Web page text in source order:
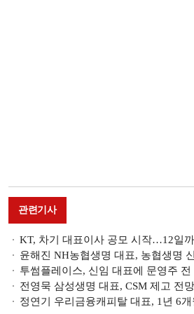
관련기사
KT, 차기 대표이사 공모 시작…12일
윤해진 NH농협생명 대표, 농협생명
투썸플레이스, 신임 대표에 문영주
전영묵 삼성생명 대표, CSM 제고 전
정연기 우리금융캐피탈 대표, 1년 6